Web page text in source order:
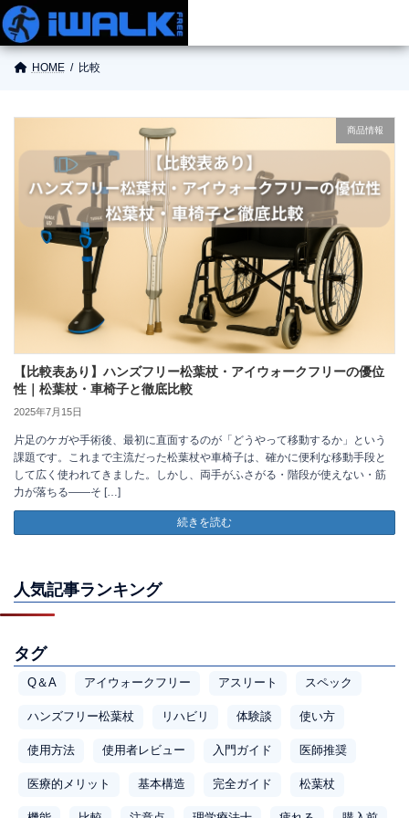
商品情報
使い方
ご購入
お役立ち情報
お問い合わせ
HOME 比較
商品情報
【比較表あり】ハンズフリー松葉杖・アイウォークフリーの優位
性｜松葉杖・車椅子と徹底比較
2025年7月15日
片足のケガや手術後、最初に直面するのが「どうやって移動するか」という
課題です。これまで主流だった松葉杖や車椅子は、確かに便利な移動手段と
して広く使われてきました。しかし、両手がふさがる・階段が使えない・筋
力が落ちる――そ […]
続きを読む
人気記事ランキング
タグ
Q＆A アイウォークフリー アスリート スペック
ハンズフリー松葉杖 リハビリ 体験談 使い方
使用方法 使用者レビュー 入門ガイド 医師推奨
医療的メリット 基本構造 完全ガイド 松葉杖